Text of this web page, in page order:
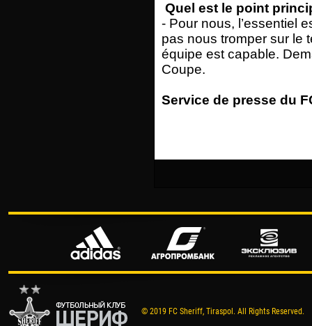
Quel est le point
- Pour nous, l’essentiel
pas nous tromper sur le
équipe est capable.
Coupe.
Service de presse du
© 2019 FC Sheriff, Tiraspol. All Rights Reserved.